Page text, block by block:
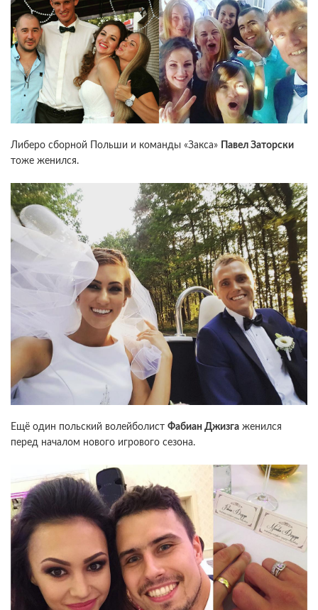
Либеро сборной Польши и команды «Закса» Павел Заторски
тоже женился.
Ещё один польский волейболист Фабиан Джизга женился
перед началом нового игрового сезона.